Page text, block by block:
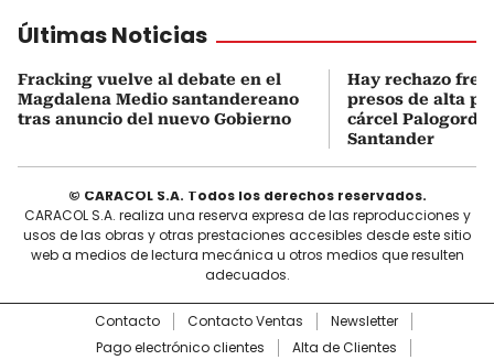
Últimas Noticias
Fracking vuelve al debate en el
Magdalena Medio santandereano
tras anuncio del nuevo Gobierno
Hay rechazo
presos de alta
cárcel Palogordo
Santander
© CARACOL S.A. Todos los derechos reservados.
CARACOL S.A. realiza una reserva expresa de las reproducciones y
usos de las obras y otras prestaciones accesibles desde este sitio
web a medios de lectura mecánica u otros medios que resulten
adecuados.
Contacto Contacto Ventas
Newsletter
Pago electrónico clientes
Alta de Clientes